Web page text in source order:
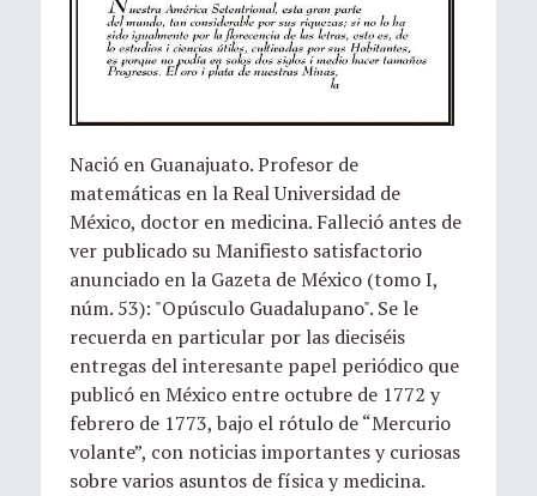
Nació en Guanajuato. Profesor de
matemáticas en la Real Universidad de
México, doctor en medicina. Falleció antes de
ver publicado su Manifiesto satisfactorio
anunciado en la Gazeta de México (tomo I,
núm. 53): "Opúsculo Guadalupano". Se le
recuerda en particular por las dieciséis
entregas del interesante papel periódico que
publicó en México entre octubre de 1772 y
febrero de 1773, bajo el rótulo de “Mercurio
volante”, con noticias importantes y curiosas
sobre varios asuntos de física y medicina.